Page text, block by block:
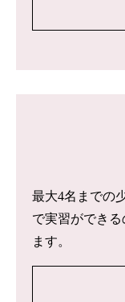
最大4名までの
で実習ができ
ます。